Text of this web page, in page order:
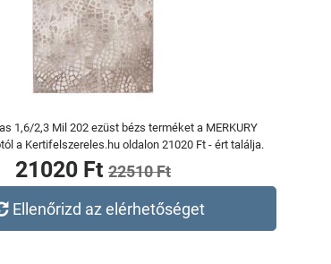
1,6/2,3 Mil 202 ezüst bézs terméket a MERKURY
a Kertifelszereles.hu oldalon 21020 Ft - ért találja.
21020 Ft 22510 Ft
Ellenőrizd az elérhetőséget